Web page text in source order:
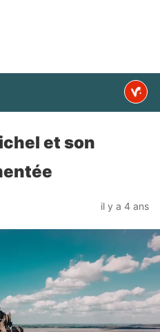
et son
il y a 4 ans